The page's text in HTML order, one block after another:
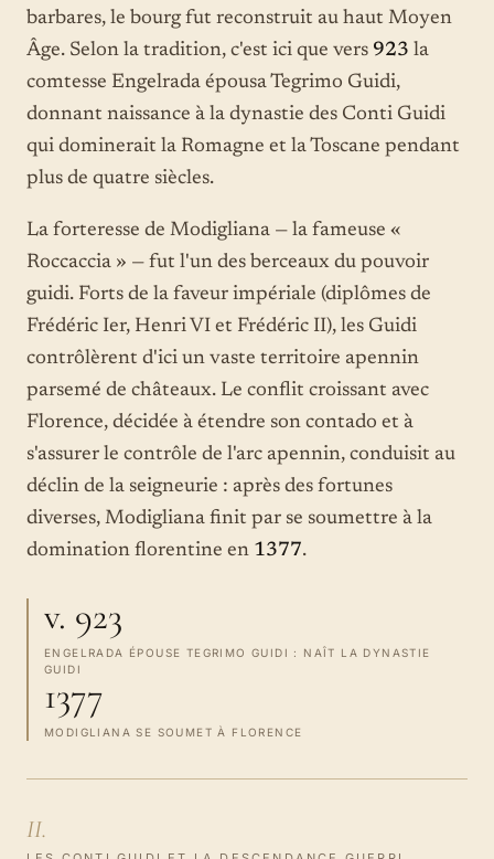
barbares, le bourg fut reconstruit au haut Moyen
Âge. Selon la tradition, c'est ici que vers 923 la
comtesse Engelrada épousa Tegrimo Guidi,
donnant naissance à la dynastie des Conti Guidi
qui dominerait la Romagne et la Toscane pendant
plus de quatre siècles.
La forteresse de Modigliana — la fameuse «
Roccaccia » — fut l'un des berceaux du pouvoir
guidi. Forts de la faveur impériale (diplômes de
Frédéric Ier, Henri VI et Frédéric II), les Guidi
contrôlèrent d'ici un vaste territoire apennin
parsemé de châteaux. Le conflit croissant avec
Florence, décidée à étendre son contado et à
s'assurer le contrôle de l'arc apennin, conduisit au
déclin de la seigneurie : après des fortunes
diverses, Modigliana finit par se soumettre à la
domination florentine en 1377.
v. 923
ENGELRADA ÉPOUSE TEGRIMO GUIDI : NAÎT LA DYNASTIE
GUIDI
1377
MODIGLIANA SE SOUMET À FLORENCE
II.